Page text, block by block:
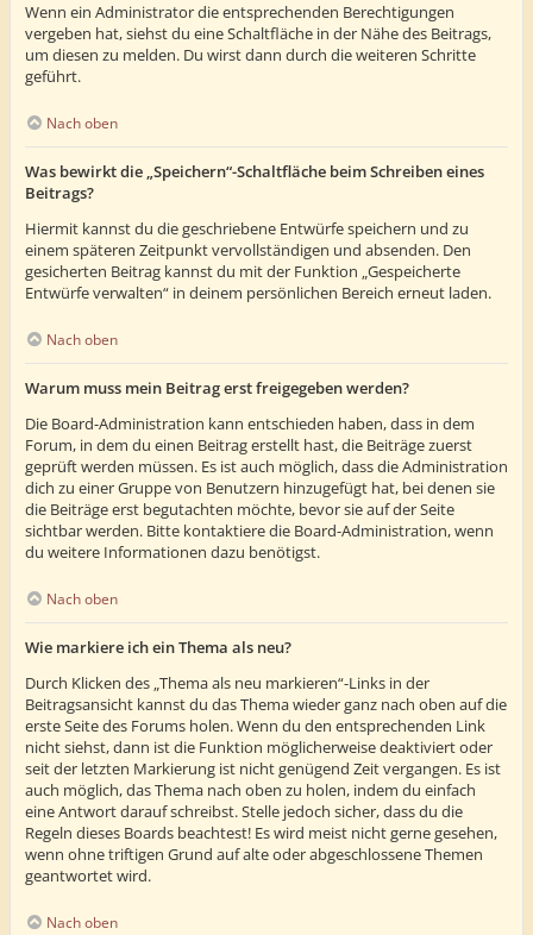
Wenn ein Administrator die entsprechenden Berechtigungen
vergeben hat, siehst du eine Schaltfläche in der Nähe des Beitrags,
um diesen zu melden. Du wirst dann durch die weiteren Schritte
geführt.
Nach oben
Was bewirkt die „Speichern“-Schaltfläche beim Schreiben eines
Beitrags?
Hiermit kannst du die geschriebene Entwürfe speichern und zu
einem späteren Zeitpunkt vervollständigen und absenden. Den
gesicherten Beitrag kannst du mit der Funktion „Gespeicherte
Entwürfe verwalten“ in deinem persönlichen Bereich erneut laden.
Nach oben
Warum muss mein Beitrag erst freigegeben werden?
Die Board-Administration kann entschieden haben, dass in dem
Forum, in dem du einen Beitrag erstellt hast, die Beiträge zuerst
geprüft werden müssen. Es ist auch möglich, dass die Administration
dich zu einer Gruppe von Benutzern hinzugefügt hat, bei denen sie
die Beiträge erst begutachten möchte, bevor sie auf der Seite
sichtbar werden. Bitte kontaktiere die Board-Administration, wenn
du weitere Informationen dazu benötigst.
Nach oben
Wie markiere ich ein Thema als neu?
Durch Klicken des „Thema als neu markieren“-Links in der
Beitragsansicht kannst du das Thema wieder ganz nach oben auf die
erste Seite des Forums holen. Wenn du den entsprechenden Link
nicht siehst, dann ist die Funktion möglicherweise deaktiviert oder
seit der letzten Markierung ist nicht genügend Zeit vergangen. Es ist
auch möglich, das Thema nach oben zu holen, indem du einfach
eine Antwort darauf schreibst. Stelle jedoch sicher, dass du die
Regeln dieses Boards beachtest! Es wird meist nicht gerne gesehen,
wenn ohne triftigen Grund auf alte oder abgeschlossene Themen
geantwortet wird.
Nach oben